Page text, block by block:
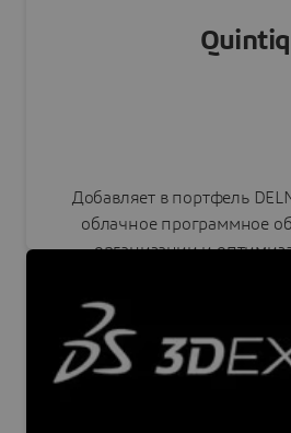
Quintiq
Добавляет в портфель
облачное программное
организации и